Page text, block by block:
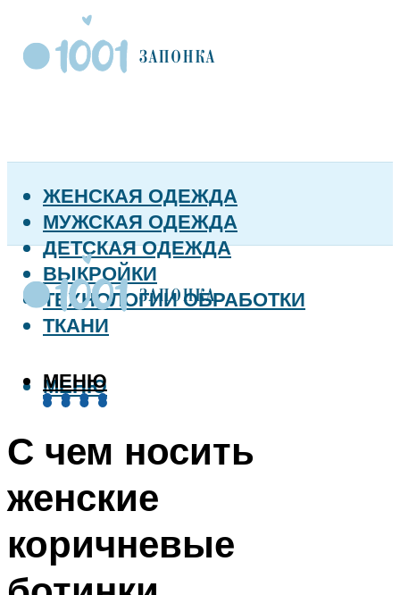
ЖЕНСКАЯ ОДЕЖДА
МУЖСКАЯ ОДЕЖДА
ДЕТСКАЯ ОДЕЖДА
ВЫКРОЙКИ
ТЕХНОЛОГИИ ОБРАБОТКИ
ТКАНИ
МЕНЮ
МЕНЮ
С чем носить
женские
коричневые